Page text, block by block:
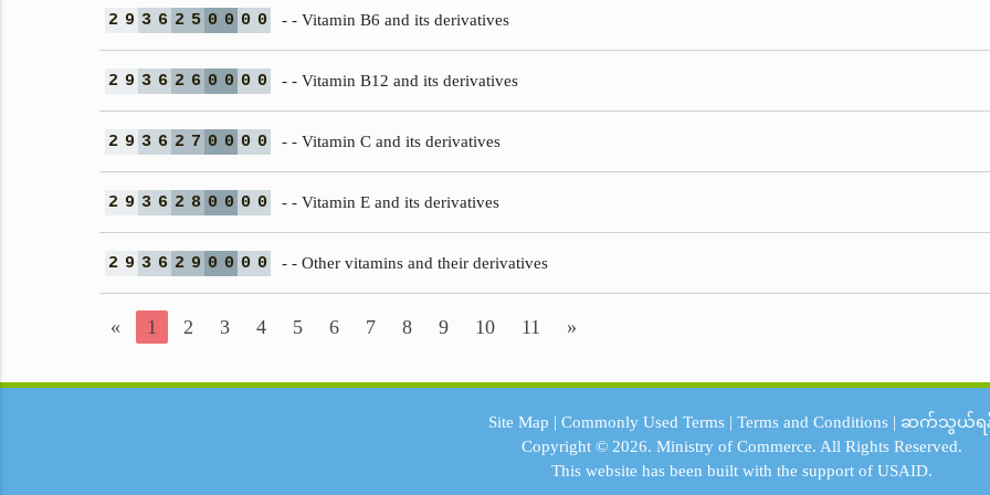
2 9 3 6 2 5 0 0 0 0 - - Vitamin B6 and its derivatives
2 9 3 6 2 6 0 0 0 0 - - Vitamin B12 and its derivatives
2 9 3 6 2 7 0 0 0 0 - - Vitamin C and its derivatives
2 9 3 6 2 8 0 0 0 0 - - Vitamin E and its derivatives
2 9 3 6 2 9 0 0 0 0 - - Other vitamins and their derivatives
« 1 2 3 4 5 6 7 8 9 10 11 »
Site Map | Commonly Used Terms| Terms and Conditions| ဆက်သွယ်ရ
Copyright © 2026.Ministry of Commerce. All Rights Reserved.
This website has been built with the support ofUSAID.